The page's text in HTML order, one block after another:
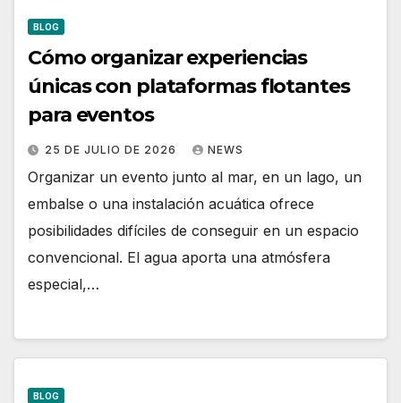
BLOG
Cómo organizar experiencias
únicas con plataformas flotantes
para eventos
25 DE JULIO DE 2026 NEWS
Organizar un evento junto al mar, en un lago, un
embalse o una instalación acuática ofrece
posibilidades difíciles de conseguir en un espacio
convencional. El agua aporta una atmósfera
especial,…
BLOG